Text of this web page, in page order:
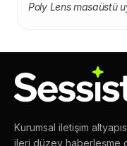
Poly Lens masaüstü
Kurumsal iletişim
ileri düzey haberleşme